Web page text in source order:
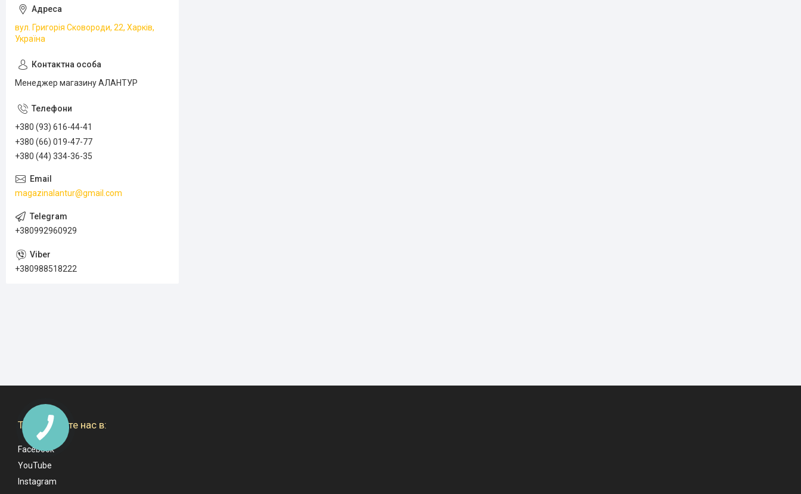
вул. Григорія Сковороди, 22, Харків,
Україна
Менеджер магазину АЛАНТУР
+380 (93) 616-44-41
+380 (66) 019-47-77
+380 (44) 334-36-35
magazinalantur@gmail.com
+380992960929
+380988518222
Также ищите нас в:
Facebook
YouTube
Instagram